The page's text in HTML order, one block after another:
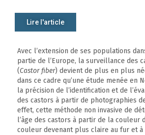
Lire l'article
Avec l’extension de ses populations
partie de l’Europe, la surveillance des
(Castor fiber) devient de plus en plus
dans ce cadre qu’une étude menée en
la précision de l’identification et de
des castors à partir de photographies
effet, cette méthode non invasive de
l’âge des castors à partir de la couleur
couleur devenant plus claire au fur et à